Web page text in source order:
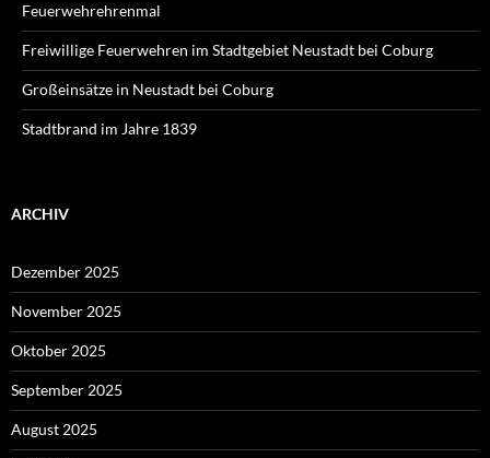
Feuerwehrehrenmal
Freiwillige Feuerwehren im Stadtgebiet Neustadt bei Coburg
Großeinsätze in Neustadt bei Coburg
Stadtbrand im Jahre 1839
ARCHIV
Dezember 2025
November 2025
Oktober 2025
September 2025
August 2025